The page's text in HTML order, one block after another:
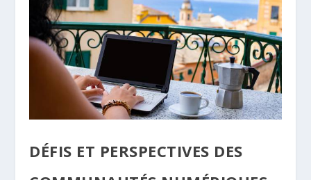
DÉFIS ET PERSPECTIVES DES